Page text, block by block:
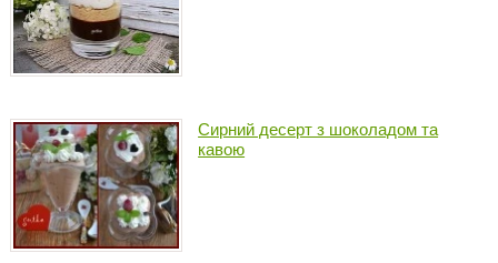
Сирний десерт з шоколадом та
кавою